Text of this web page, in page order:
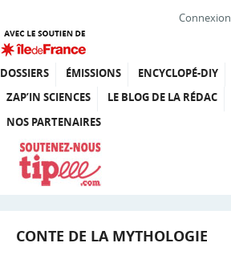
Connexion
DOSSIERS ÉMISSIONS ENCYCLOPÉ-DIY
ZAP’IN SCIENCES
LE BLOG DE LA RÉDAC
NOS PARTENAIRES
CONTE DE LA MYTHOLOGIE